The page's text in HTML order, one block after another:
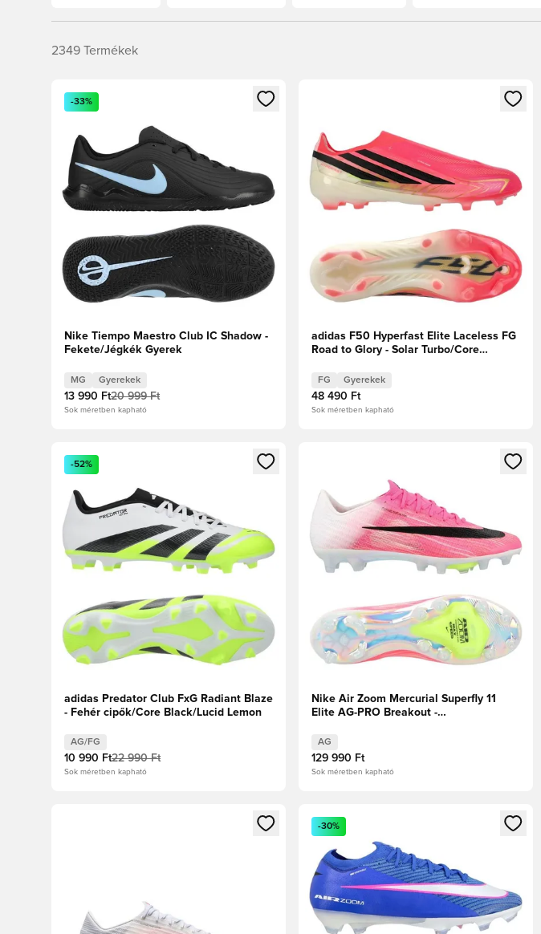
2349 Termékek
Megnyit egy modált a bejelentkezéshez vagy a tagként való regisztrációhoz
-33%
Nike Tiempo Maestro Club IC Shadow -
Fekete/Jégkék Gyerek
MG Gyerekek
13 990 Ft20 999 Ft
Sok méretben kapható
Megnyit egy modált a bejelentkezéshez
adidas F50 Hyperfast Elite Laceless FG
Road to Glory - Solar Turbo/Core
FG Gyerekek
48 490 Ft
Sok méretben kapható
Megnyit egy modált a bejelentkezéshez vagy a tagként való regisztrációhoz
-52%
adidas Predator Club FxG Radiant Blaze
- Fehér cipők/Core Black/Lucid Lemon
AG/FG
10 990 Ft22 990 Ft
Sok méretben kapható
Megnyit egy modált a bejelentkezéshez
Nike Air Zoom Mercurial Superfly 11
Elite AG-PRO Breakout -
AG
129 990 Ft
Sok méretben kapható
Megnyit egy modált a bejelentkezéshez vagy a tagként való regisztrációhoz
Megnyit egy modált a bejelentkezéshez
-30%